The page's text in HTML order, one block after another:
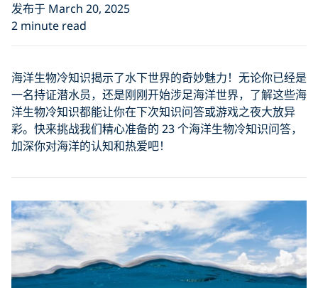
发布于 March 20, 2025
2 minute read
海洋生物冷知识揭示了水下世界的奇妙魅力！无论你已经是
一名持证潜水员，还是刚刚开始涉足海洋世界，了解这些海
洋生物冷知识都能让你在下次知识问答或游戏之夜大放异
彩。快来挑战我们精心准备的 23 个海洋生物冷知识问答，
加深你对海洋的认知和热爱吧！